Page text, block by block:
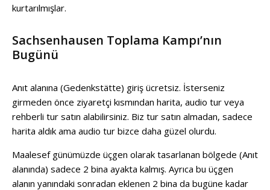
kurtarılmışlar.
Sachsenhausen Toplama Kampı’nın
Bugünü
Anıt alanına (Gedenkstätte) giriş ücretsiz. İsterseniz
girmeden önce ziyaretçi kısmından harita, audio tur veya
rehberli tur satın alabilirsiniz. Biz tur satın almadan, sadece
harita aldık ama audio tur bizce daha güzel olurdu.
Maalesef günümüzde üçgen olarak tasarlanan bölgede (Anıt
alanında) sadece 2 bina ayakta kalmış. Ayrıca bu üçgen
alanın yanındaki sonradan eklenen 2 bina da bugüne kadar